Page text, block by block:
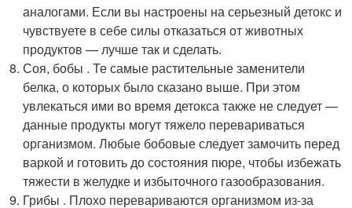
аналогами. Если вы настроены на серьезный детокс и
чувствуете в себе силы отказаться от животных
продуктов — лучше так и сделать.
Соя, бобы . Те самые растительные заменители
белка, о которых было сказано выше. При этом
увлекаться ими во время детокса также не следует —
данные продукты могут тяжело перевариваться
организмом. Любые бобовые следует замочить перед
варкой и готовить до состояния пюре, чтобы избежать
тяжести в желудке и избыточного газообразования.
Грибы . Плохо перевариваются организмом из-за